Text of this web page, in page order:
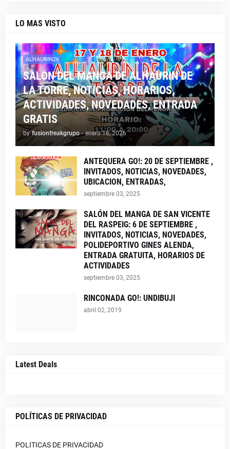
LO MAS VISTO
ALHAURIN26
SALON DEL MANGA DE ALHAURIN DE
LA TORRE, NOTICIAS, HORARIOS,
ACTIVIDADES, NOVEDADES, ENTRADA
GRATIS
by fusionfreakgrupo - enero 16, 2026
ANTEQUERA GO!: 20 DE SEPTIEMBRE ,
INVITADOS, NOTICIAS, NOVEDADES,
UBICACION, ENTRADAS,
septiembre 03, 2025
SALÓN DEL MANGA DE SAN VICENTE
DEL RASPEIG: 6 DE SEPTIEMBRE ,
INVITADOS, NOTICIAS, NOVEDADES,
POLIDEPORTIVO GINES ALENDA,
ENTRADA GRATUITA, HORARIOS DE
ACTIVIDADES
septiembre 03, 2025
RINCONADA GO!: UNDIBUJI
abril 02, 2019
Latest Deals
POLÍTICAS DE PRIVACIDAD
POLITICAS DE PRIVACIDAD